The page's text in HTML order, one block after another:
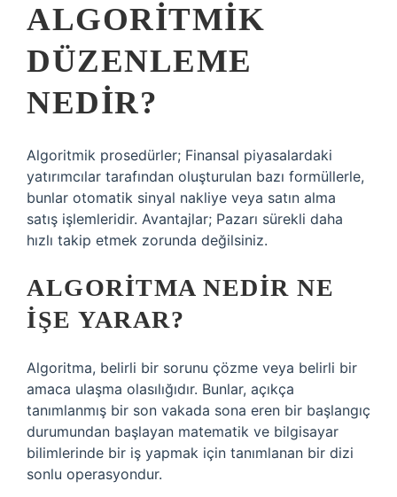
ALGORITMIK
DÜZENLEME
NEDIR?
Algoritmik prosedürler; Finansal piyasalardaki
yatırımcılar tarafından oluşturulan bazı formüllerle,
bunlar otomatik sinyal nakliye veya satın alma
satış işlemleridir. Avantajlar; Pazarı sürekli daha
hızlı takip etmek zorunda değilsiniz.
ALGORITMA NEDIR NE
IŞE YARAR?
Algoritma, belirli bir sorunu çözme veya belirli bir
amaca ulaşma olasılığıdır. Bunlar, açıkça
tanımlanmış bir son vakada sona eren bir başlangıç
​​durumundan başlayan matematik ve bilgisayar
bilimlerinde bir iş yapmak için tanımlanan bir dizi
sonlu operasyondur.